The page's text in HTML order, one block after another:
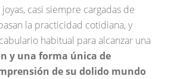
casi siempre cargadas de
la practicidad cotidiana, y
habitual para alcanzar una
y una forma única de
de su dolido mundo